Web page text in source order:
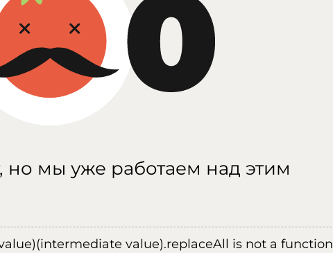
но мы уже работаем над этим
value).replaceAll is not a function